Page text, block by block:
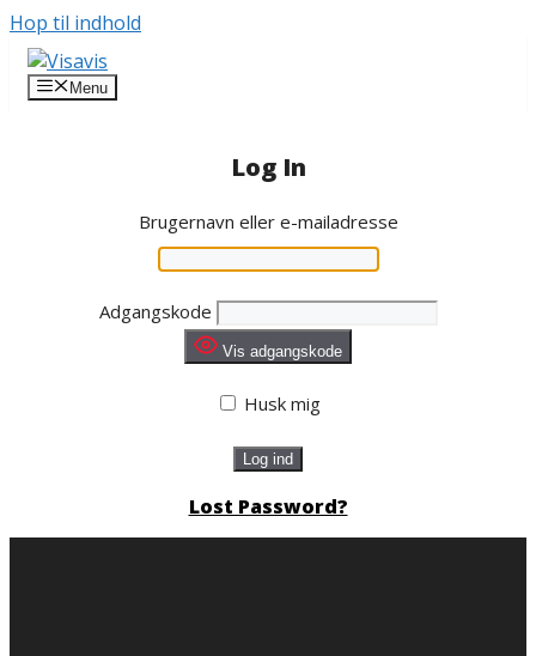
Hop til indhold
Menu
Log In
Brugernavn eller e-mailadresse
Adgangskode
Vis adgangskode
Husk mig
Lost Password?